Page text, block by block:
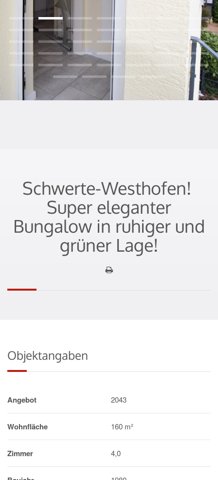
Schwerte-Westhofen! 
Super eleganter
Bungalow in ruhiger und
grüner Lage!
Objektangaben
Angebot 2043
Wohnfläche 160 m²
Zimmer 4,0